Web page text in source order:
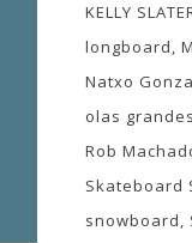
KELLY
longboard
Natxo
olas grandes
Rob
Skateboard
snowboard